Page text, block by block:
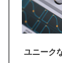
ユニーク